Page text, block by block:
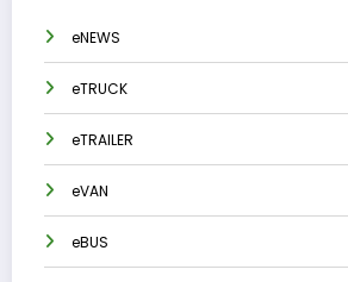
eNEWS
eTRUCK
eTRAILER
eVAN
eBUS